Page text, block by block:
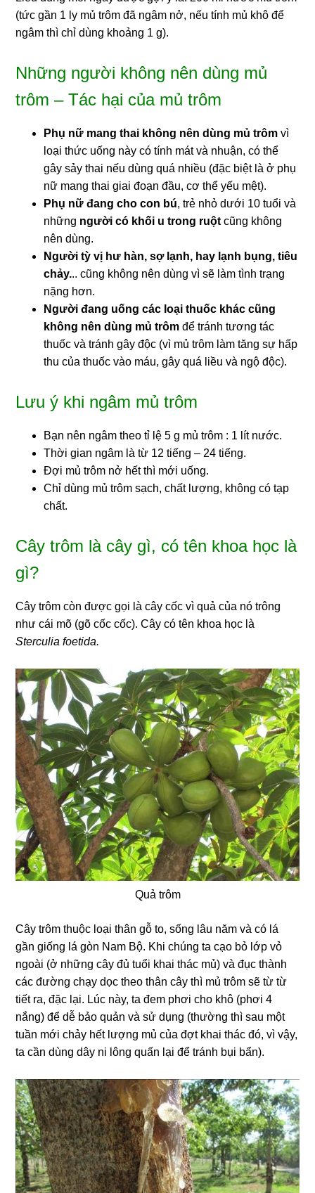
(tức gần 1 ly mủ trôm đã ngâm nở, nếu tính mủ khô để
ngâm thì chỉ dùng khoảng 1 g).
Những người không nên dùng mủ
trôm – Tác hại của mủ trôm
Phụ nữ mang thai không nên dùng mủ trôm vì
loại thức uống này có tính mát và nhuận, có thể
gây sảy thai nếu dùng quá nhiều (đặc biệt là ở phụ
nữ mang thai giai đoạn đầu, cơ thể yếu mệt).
Phụ nữ đang cho con bú, trẻ nhỏ dưới 10 tuổi và
những người có khối u trong ruột cũng không
nên dùng.
Người tỳ vị hư hàn, sợ lạnh, hay lạnh bụng, tiêu
chảy... cũng không nên dùng vì sẽ làm tình trạng
nặng hơn.
Người đang uống các loại thuốc khác cũng
không nên dùng mủ trôm để tránh tương tác
thuốc và tránh gây độc (vì mủ trôm làm tăng sự hấp
thu của thuốc vào máu, gây quá liều và ngộ độc).
Lưu ý khi ngâm mủ trôm
Bạn nên ngâm theo tỉ lệ 5 g mủ trôm : 1 lít nước.
Thời gian ngâm là từ 12 tiếng – 24 tiếng.
Đợi mủ trôm nở hết thì mới uống.
Chỉ dùng mủ trôm sạch, chất lượng, không có tạp
chất.
Cây trôm là cây gì, có tên khoa học là
gì?
Cây trôm còn được gọi là cây cốc vì quả của nó trông
như cái mõ (gõ cốc cốc). Cây có tên khoa học là
Sterculia foetida.
Quả trôm
Cây trôm thuộc loại thân gỗ to, sống lâu năm và có lá
gần giống lá gòn Nam Bộ. Khi chúng ta cạo bỏ lớp vỏ
ngoài (ở những cây đủ tuổi khai thác mủ) và đục thành
các đường chạy dọc theo thân cây thì mủ trôm sẽ từ từ
tiết ra, đặc lại. Lúc này, ta đem phơi cho khô (phơi 4
nắng) để dễ bảo quản và sử dụng (thường thì sau một
tuần mới chảy hết lượng mủ của đợt khai thác đó, vì vậy,
ta cần dùng dây ni lông quấn lại để tránh bụi bẩn).